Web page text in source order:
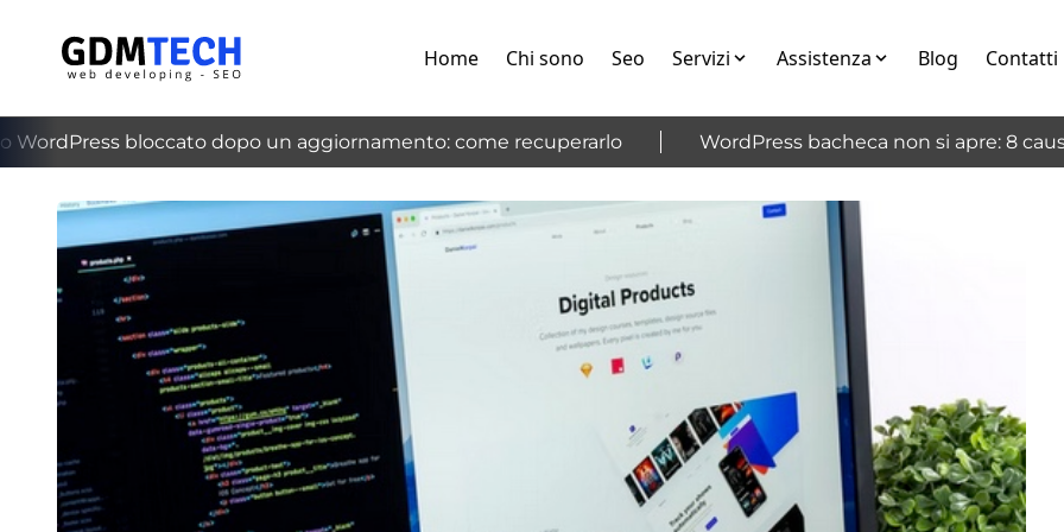
Home Chi sono Seo Servizi Assistenza Blog Contatti
bloccato dopo un aggiornamento: come recuperarlo WordPress bacheca non si apre: 8 cause
‹